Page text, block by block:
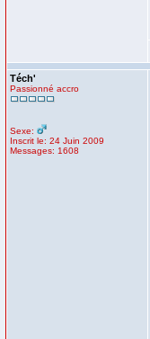
Téch'
Passionné accro
Sexe:
Inscrit le: 24 Juin 2009
Messages: 1608